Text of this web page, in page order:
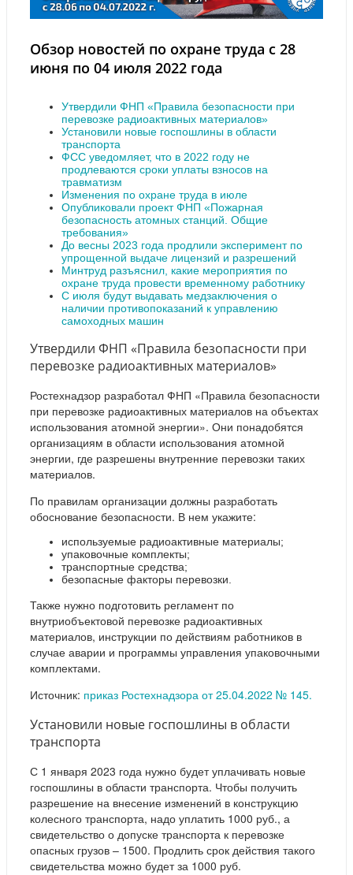
Обзор новостей по охране труда с 28
июня по 04 июля 2022 года
Утвердили ФНП «Правила безопасности при
перевозке радиоактивных материалов»
Установили новые госпошлины в области
транспорта
ФСС уведомляет, что в 2022 году не
продлеваются сроки уплаты взносов на
травматизм
Изменения по охране труда в июле
Опубликовали проект ФНП «Пожарная
безопасность атомных станций. Общие
требования»
До весны 2023 года продлили эксперимент по
упрощенной выдаче лицензий и разрешений
Минтруд разъяснил, какие мероприятия по
охране труда провести временному работнику
С июля будут выдавать медзаключения о
наличии противопоказаний к управлению
самоходных машин
Утвердили ФНП «Правила безопасности при
перевозке радиоактивных материалов»
Ростехнадзор разработал ФНП «Правила безопасности
при перевозке радиоактивных материалов на объектах
использования атомной энергии». Они понадобятся
организациям в области использования атомной
энергии, где разрешены внутренние перевозки таких
материалов.
По правилам организации должны разработать
обоснование безопасности. В нем укажите:
используемые радиоактивные материалы;
упаковочные комплекты;
транспортные средства;
безопасные факторы перевозки.
Также нужно подготовить регламент по
внутриобъектовой перевозке радиоактивных
материалов, инструкции по действиям работников в
случае аварии и программы управления упаковочными
комплектами.
Источник: приказ Ростехнадзора от 25.04.2022 № 145.
Установили новые госпошлины в области
транспорта
С 1 января 2023 года нужно будет уплачивать новые
госпошлины в области транспорта. Чтобы получить
разрешение на внесение изменений в конструкцию
колесного транспорта, надо уплатить 1000 руб., а
свидетельство о допуске транспорта к перевозке
опасных грузов – 1500. Продлить срок действия такого
свидетельства можно будет за 1000 руб.